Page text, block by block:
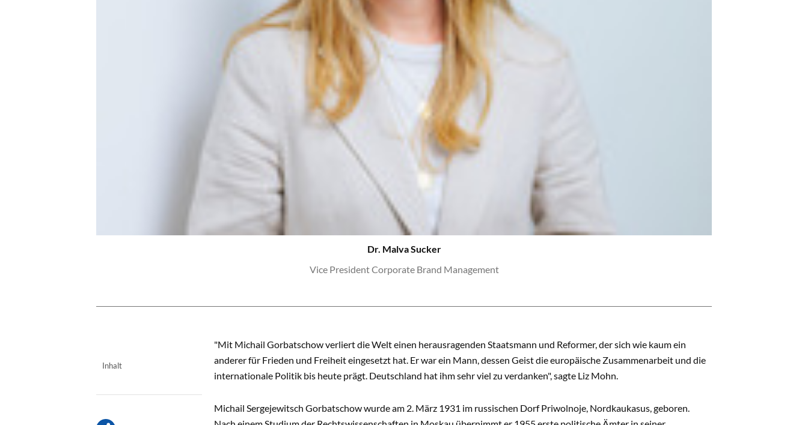
Dr. Malva Sucker
Vice President Corporate Brand Management
Inhalt
INHALT
"Mit Michail Gorbatschow verliert die Welt einen herausragenden Staatsmann und Reformer, der sich wie kaum ein
anderer für Frieden und Freiheit eingesetzt hat. Er war ein Mann, dessen Geist die europäische Zusammenarbeit und die
internationale Politik bis heute prägt. Deutschland hat ihm sehr viel zu verdanken", sagte Liz Mohn.
Michail Sergejewitsch Gorbatschow wurde am 2. März 1931 im russischen Dorf Priwolnoje, Nordkaukasus, geboren.